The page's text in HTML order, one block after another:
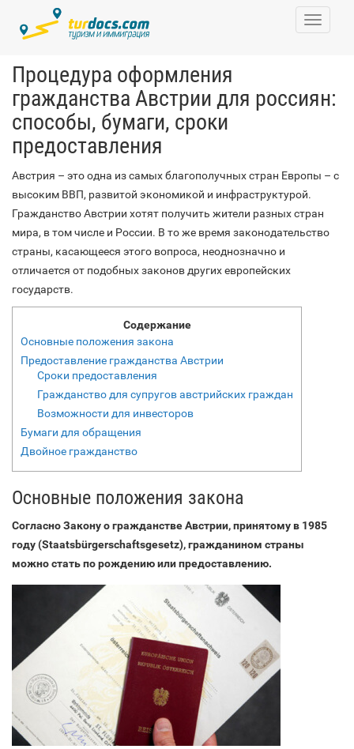
Toggle
Процедура оформления
гражданства Австрии для россиян:
способы, бумаги, сроки
предоставления
Австрия – это одна из самых благополучных стран Европы – с
высоким ВВП, развитой экономикой и инфраструктурой.
Гражданство Австрии хотят получить жители разных стран
мира, в том числе и России. В то же время законодательство
страны, касающееся этого вопроса, неоднозначно и
отличается от подобных законов других европейских
государств.
Содержание
Основные положения закона
Предоставление гражданства Австрии
Сроки предоставления
Гражданство для супругов австрийских граждан
Возможности для инвесторов
Бумаги для обращения
Двойное гражданство
Основные положения закона
Согласно Закону о гражданстве Австрии, принятому в 1985
году (Staatsbürgerschaftsgesetz), гражданином страны
можно стать по рождению или предоставлению.